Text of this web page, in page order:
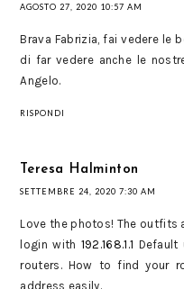
AGOSTO 27, 2020 10:57 AM
Brava Fabrizia, fai vedere le
di far vedere anche le
Angelo.
RISPONDI
Teresa Halminton
SETTEMBRE 24, 2020 7:30 AM
Love the photos! The outfits
login with 192.168.1.1 Default
routers. How to find your
address easily.